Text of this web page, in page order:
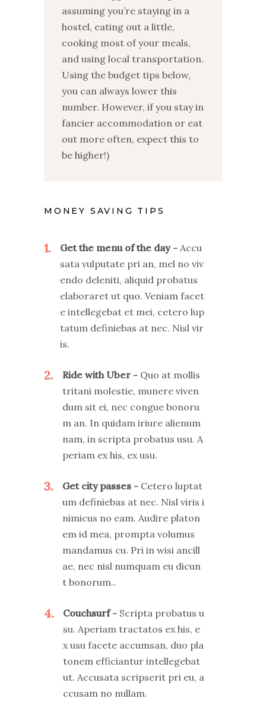
assuming you’re staying in a
hostel, eating out a little,
cooking most of your meals,
and using local transportation.
Using the budget tips below,
you can always lower this
number. However, if you stay in
fancier accommodation or eat
out more often, expect this to
be higher!)
MONEY SAVING TIPS
1 Get the menu of the day
Accu
sata vulputate pri an, mel no viv
endo deleniti, aliquid probatus
elaboraret ut quo. Veniam facet
e intellegebat et mei, cetero lup
tatum definiebas at nec. Nisl vir
is.
2 Ride with Uber
Quo at mollis
tritani molestie, munere viven
dum sit ei, nec congue bonoru
m an. In quidam iriure alienum
nam, in scripta probatus usu. A
periam ex his, ex usu.
3 Get city passes
Cetero luptat
um definiebas at nec. Nisl viris i
nimicus no eam. Audire platon
em id mea, prompta volumus
mandamus cu. Pri in wisi ancill
ae, nec nisl numquam eu dicun
t bonorum..
4 Couchsurf
Scripta probatus u
su. Aperiam tractatos ex his, e
x usu facete accumsan, duo pla
tonem efficiantur intellegebat
ut. Accusata scripserit pri eu, a
ccusam no nullam.